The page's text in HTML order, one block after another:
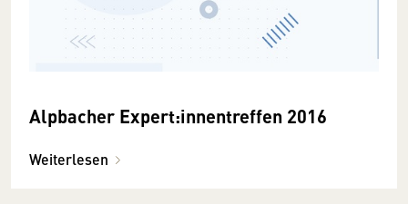
Alpbacher Expert:innentreffen 2016
Weiterlesen